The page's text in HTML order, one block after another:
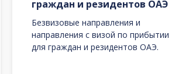
граждан и резидентов ОАЭ
Безвизовые направления и
направления с визой по прибытии
для граждан и резидентов ОАЭ.